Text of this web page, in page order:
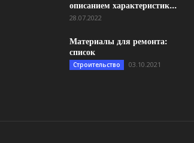
описанием характеристик...
28.07.2022
Материалы для ремонта:
список
Строительство 03.10.2021